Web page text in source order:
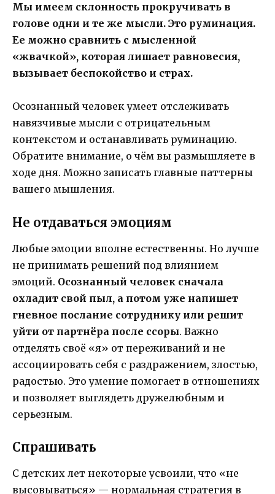
Мы имеем склонность прокручивать в
голове одни и те же мысли. Это руминация.
Ее можно сравнить с мысленной
«жвачкой», которая лишает равновесия,
вызывает беспокойство и страх.
Осознанный человек умеет отслеживать
навязчивые мысли с отрицательным
контекстом и останавливать руминацию.
Обратите внимание, о чём вы размышляете в
ходе дня. Можно записать главные паттерны
вашего мышления.
Не отдаваться эмоциям
Любые эмоции вполне естественны. Но лучше
не принимать решений под влиянием
эмоций. Осознанный человек сначала
охладит свой пыл, а потом уже напишет
гневное послание сотруднику или решит
уйти от партнёра после ссоры. Важно
отделять своё «я» от переживаний и не
ассоциировать себя с раздражением, злостью,
радостью. Это умение помогает в отношениях
и позволяет выглядеть дружелюбным и
серьезным.
Спрашивать
С детских лет некоторые усвоили, что «не
высовываться» — нормальная стратегия в